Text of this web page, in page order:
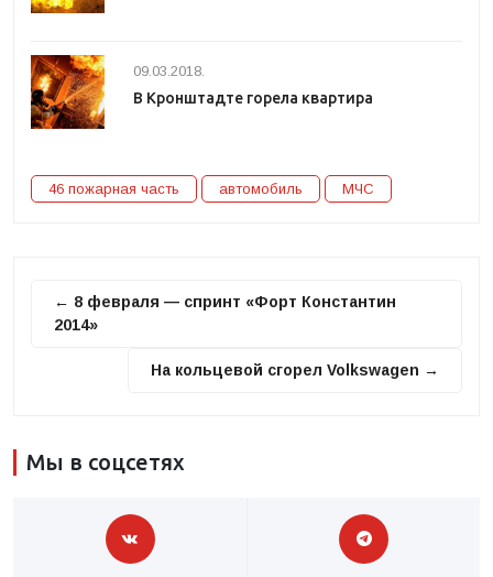
09.03.2018.
В Кронштадте горела квартира
46 пожарная часть автомобиль МЧС
← 8 февраля — спринт «Форт Константин
2014»
На кольцевой сгорел Volkswagen →
Мы в соцсетях